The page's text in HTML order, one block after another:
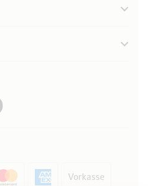
YouTube channel
Vorkasse